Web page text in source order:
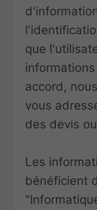
que
accord,
vous
des devis
Les
bénéficient